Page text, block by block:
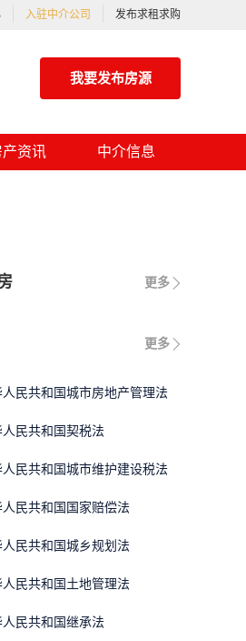
入驻中介公司 发布求租求购
我要发布房源
产资讯 中介信息
更多
更多
人民共和国城市房地产管理法
人民共和国契税法
人民共和国城市维护建设税法
人民共和国国家赔偿法
人民共和国城乡规划法
人民共和国土地管理法
人民共和国继承法